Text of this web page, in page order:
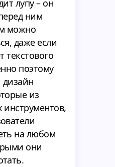
лупу – он
ним
можно
даже если
текстового
поэтому
из
на любом
они